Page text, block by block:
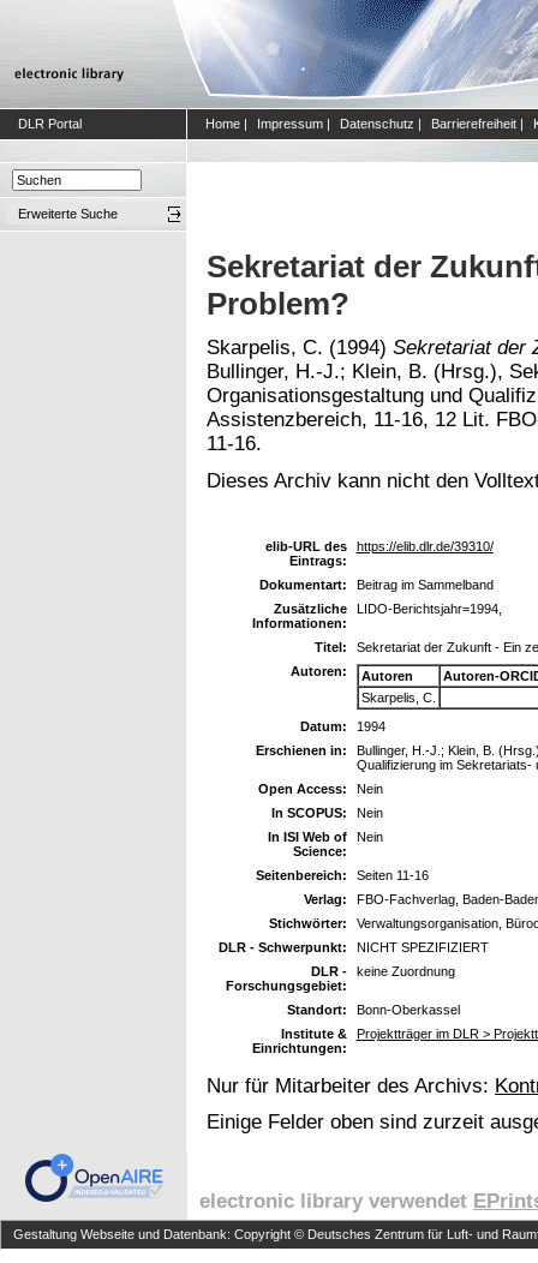
DLR Portal Home | Impressum | Datenschutz | Barrierefreiheit |
Erweiterte Suche
Sekretariat der
Problem?
Skarpelis, C. (1994) Sekretariat der
Bullinger, H.-J.; Klein, B. (Hrsg.),
Organisationsgestaltung und
Assistenzbereich, 11-16, 12 Lit.
11-16.
Dieses Archiv kann nicht den
elib-URL des
Eintrags:
https://elib.dlr.de/39310/
Dokumentart:
Beitrag im Sammelband
Zusätzliche
Informationen:
LIDO-Berichtsjahr=1994,
Titel:
Sekretariat der Zukunft - Ein
Autoren:
Autoren
Autoren-
Skarpelis, C.
Datum:
1994
Erschienen in:
Bullinger, H.-J.; Klein, B.
Qualifizierung im Sekretariats-
Open Access:
Nein
In SCOPUS:
Nein
In ISI Web of
Science:
Nein
Seitenbereich:
Seiten 11-16
Verlag:
FBO-Fachverlag, Baden-
Stichwörter:
Verwaltungsorganisation,
DLR - Schwerpunkt:
NICHT SPEZIFIZIERT
DLR -
Forschungsgebiet:
keine Zuordnung
Standort:
Bonn-Oberkassel
Institute &
Einrichtungen:
Projektträger im DLR >
Nur für Mitarbeiter des Archivs:
Einige Felder oben sind zurzeit
electronic library verwendet
Gestaltung Webseite und Datenbank: Copyright © Deutsches Zentrum für Luft- und